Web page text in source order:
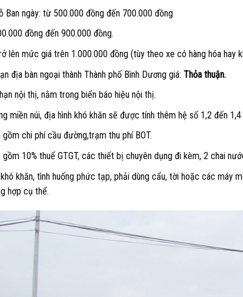
Ban ngày: từ 500.000 đồng đến 700.000 đồng
đồng đến 900.000 đồng.
lên mức giá trên 1.000.000 đồng (tùy theo xe có hàng hóa hay
địa bàn ngoại thành Thành phố Bình Dương giá: Thỏa thuận.
nội thị, nằm trong biển báo hiệu nội thị.
miền núi, địa hình khó khăn sẽ được tính thêm hệ số 1,2 đến 1,4
chi phí cầu đường,trạm thu phí BOT.
gồm 10% thuế GTGT, các thiết bị chuyên dụng đi kèm, 2 chai
khăn, tình huống phức tạp, phải dùng cẩu, tời hoặc các máy
hợp cụ thể.